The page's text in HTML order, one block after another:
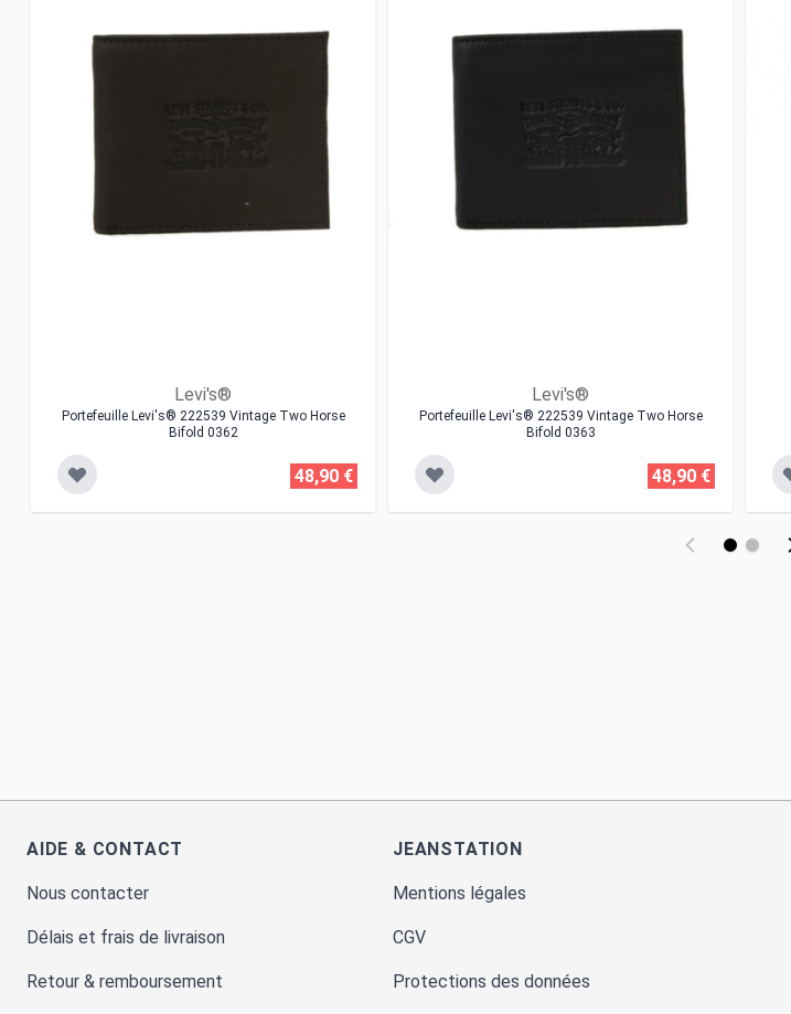
Levi's®
Portefeuille Levi's® 222539 Vintage Two Horse
Bifold 0362
48,90 €
Levi's®
Portefeuille Levi's® 222539 Vintage Two Horse
Bifold 0363
48,90 €
AIDE & CONTACT
Nous contacter
Délais et frais de livraison
Retour & remboursement
JEANSTATION
Mentions légales
CGV
Protections des données